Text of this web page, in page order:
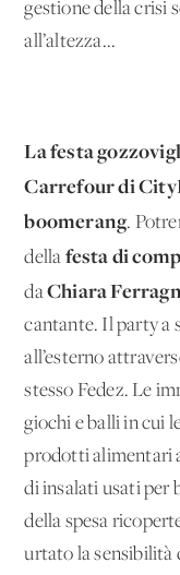
gestione della crisi
all’altezza...
La festa
Carrefour di
boomerang.
della festa di
daChiara
cantante. Il party a
all’esterno
stesso Fedez. Le
giochi e balli in cui
prodotti alimentari
di insalati usati per
della spesa
urtato la sensibilità